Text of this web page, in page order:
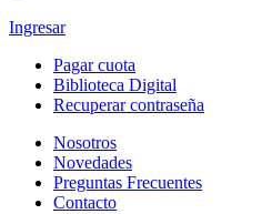
Ingresar
Pagar cuota
Biblioteca Digital
Recuperar contraseña
Nosotros
Novedades
Preguntas Frecuentes
Contacto